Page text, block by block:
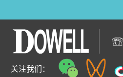
关注我们：